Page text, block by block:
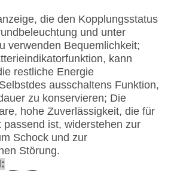
die den Kopplungsstatus
und unter
verwenden Bequemlichkeit;
kann
restliche Energie
ausschaltens Funktion,
zu konservieren; Die
hohe Zuverlässigkeit, die für
passend ist, widerstehen zur
Schock und zur
Störung.